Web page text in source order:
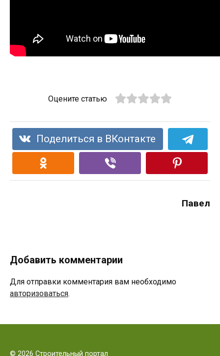
Оцените статью
Поделиться в ВКонтакте
Павел
Добавить комментарии
Для отправки комментария вам необходимо
авторизоваться.
© 2026 Строительный портал